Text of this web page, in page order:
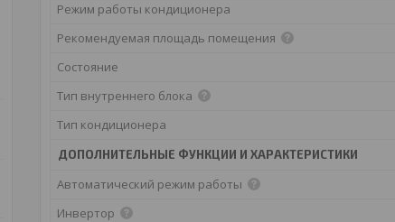
Режим работы кондиционера
Рекомендуемая площадь помещения
Состояние
Тип внутреннего блока
Тип кондиционера
ДОПОЛНИТЕЛЬНЫЕ ФУНКЦИИ И ХАРАКТЕРИСТИКИ
Автоматический режим работы
Инвертор